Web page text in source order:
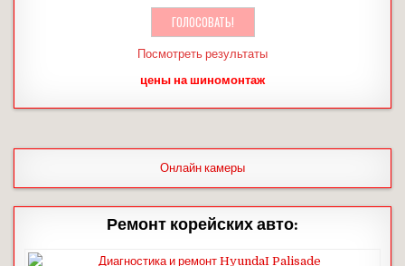
Посмотреть результаты
цены на шиномонтаж
Онлайн камеры
Ремонт корейских авто: